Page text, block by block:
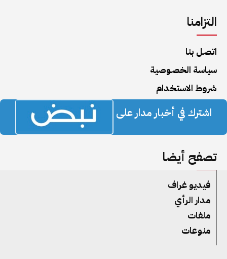
التزامنا
اتصل بنا
سياسة الخصوصية
شروط الاستخدام
اشترك في أخبار مدار على
تصفح أيضا
فيديو غراف
مدار الرأي
ملفات
منوعات